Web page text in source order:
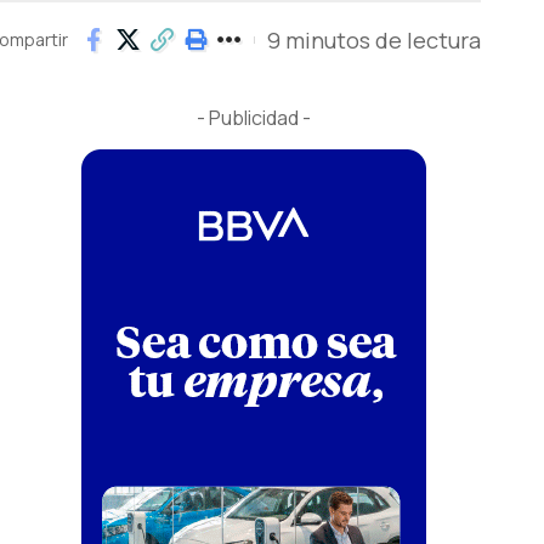
9 minutos de lectura
- Publicidad -